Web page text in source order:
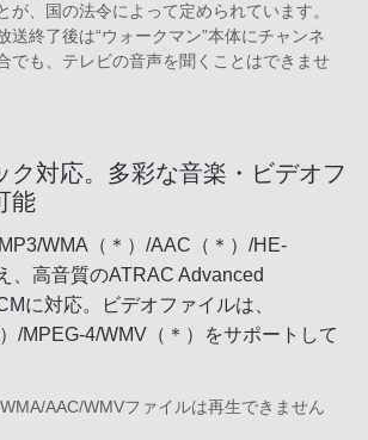
が、国の法令によって定められています。
送終了後は“ウォークマン”本体にチャンネ
でも、テレビの音声を聞くことはできませ
ク対応。多彩な音楽・ビデオフ
能
WMA（＊）/AAC（＊）/HE-
、高音質のATRAC Advanced
に対応。ビデオファイルは、
/MPEG-4/WMV（＊）をサポートして
AAC/WMVファイルは再生できません